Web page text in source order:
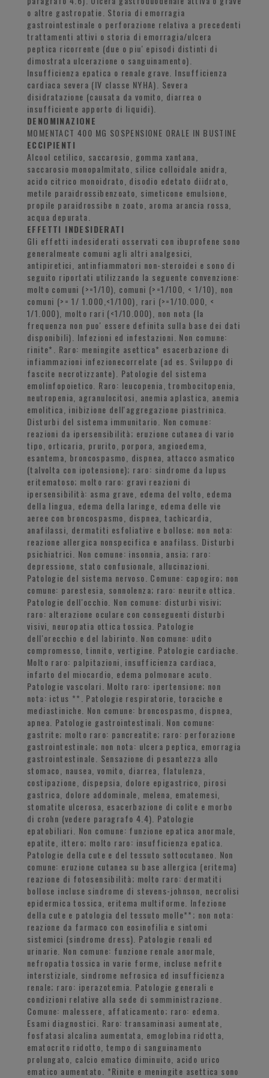
o altre gastropatie. Storia di emorragia
gastrointestinale o perforazione relativa a precedenti
trattamenti attivi o storia di emorragia/ulcera
peptica ricorrente (due o piu' episodi distinti di
dimostrata ulcerazione o sanguinamento).
Insufficienza epatica o renale grave. Insufficienza
cardiaca severa (IV classe NYHA). Severa
disidratazione (causata da vomito, diarrea o
insufficiente apporto di liquidi).
DENOMINAZIONE
MOMENTACT 400 MG SOSPENSIONE ORALE IN BUSTINE
ECCIPIENTI
Alcool cetilico, saccarosio, gomma xantana,
saccarosio monopalmitato, silice colloidale anidra,
acido citrico monoidrato, disodio edetato diidrato,
metile paraidrossibenzoato, simeticone emulsione,
propile paraidrossibe n zoato, aroma arancia rossa,
acqua depurata.
EFFETTI INDESIDERATI
Gli effetti indesiderati osservati con ibuprofene sono
generalmente comuni agli altri analgesici,
antipiretici, antinfiammatori non-steroidei e sono di
seguito riportati utilizzando la seguente convenzione:
molto comuni (>=1/10), comuni (>=1/100, < 1/10), non
comuni (>= 1/ 1.000,<1/100), rari (>=1/10.000, <
1/1.000), molto rari (<1/10.000), non nota (la
frequenza non puo' essere definita sulla base dei dati
disponibili). Infezioni ed infestazioni. Non comune:
rinite*. Raro: meningite asettica* esacerbazione di
infiammazioni infezionecorrelate (ad es. Sviluppo di
fascite necrotizzante). Patologie del sistema
emolinfopoietico. Raro: leucopenia, trombocitopenia,
neutropenia, agranulocitosi, anemia aplastica, anemia
emolitica, inibizione dell'aggregazione piastrinica.
Disturbi del sistema immunitario. Non comune:
reazioni da ipersensibilità; eruzione cutanea di vario
tipo, orticaria, prurito, porpora, angioedema,
esantema, broncospasmo, dispnea, attacco asmatico
(talvolta con ipotensione); raro: sindrome da lupus
eritematoso; molto raro: gravi reazioni di
ipersensibilità: asma grave, edema del volto, edema
della lingua, edema della laringe, edema delle vie
aeree con broncospasmo, dispnea, tachicardia,
anafilassi, dermatiti esfoliative e bollose; non nota:
reazione allergica nonspecifica e anafilass. Disturbi
psichiatrici. Non comune: insonnia, ansia; raro:
depressione, stato confusionale, allucinazioni.
Patologie del sistema nervoso. Comune: capogiro; non
comune: parestesia, sonnolenza; raro: neurite ottica.
Patologie dell'occhio. Non comune: disturbi visivi;
raro: alterazione oculare con conseguenti disturbi
visivi, neuropatia ottica tossica. Patologie
dell'orecchio e del labirinto. Non comune: udito
compromesso, tinnito, vertigine. Patologie cardiache.
Molto raro: palpitazioni, insufficienza cardiaca,
infarto del miocardio, edema polmonare acuto.
Patologie vascolari. Molto raro: ipertensione; non
nota: ictus **. Patologie respiratorie, toraciche e
mediastiniche. Non comune: broncospasmo, dispnea,
apnea. Patologie gastrointestinali. Non comune:
gastrite; molto raro: pancreatite; raro: perforazione
gastrointestinale; non nota: ulcera peptica, emorragia
gastrointestinale. Sensazione di pesantezza allo
stomaco, nausea, vomito, diarrea, flatulenza,
costipazione, dispepsia, dolore epigastrico, pirosi
gastrica, dolore addominale, melena, ematemesi,
stomatite ulcerosa, esacerbazione di colite e morbo
di crohn (vedere paragrafo 4.4). Patologie
epatobiliari. Non comune: funzione epatica anormale,
epatite, ittero; molto raro: insufficienza epatica.
Patologie della cute e del tessuto sottocutaneo. Non
comune: eruzione cutanea su base allergica (eritema)
reazione di fotosensibilità; molto raro: dermatiti
bollose incluse sindrome di stevens-johnson, necrolisi
epidermica tossica, eritema multiforme. Infezione
della cute e patologia del tessuto molle**; non nota:
reazione da farmaco con eosinofilia e sintomi
sistemici (sindrome dress). Patologie renali ed
urinarie. Non comune: funzione renale anormale,
nefropatia tossica in varie forme, incluse nefrite
interstiziale, sindrome nefrosica ed insufficienza
renale; raro: iperazotemia. Patologie generali e
condizioni relative alla sede di somministrazione.
Comune: malessere, affaticamento; raro: edema.
Esami diagnostici. Raro: transaminasi aumentate,
fosfatasi alcalina aumentata, emoglobina ridotta,
ematocrito ridotto, tempo di sanguinamento
prolungato, calcio ematico diminuito, acido urico
ematico aumentato. *Rinite e meningite asettica sono